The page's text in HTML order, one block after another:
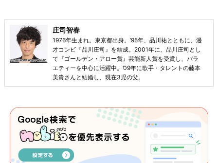
庄司智春
1976年生まれ。東京都出身。’95年、品川祐とともに、漫
才コンビ『品川庄司』を結成。2001年に、品川庄司とし
て『ゴールデン・アロー賞』芸能新人賞を受賞し、バラ
エティーを中心に活躍中。’09年に歌手・タレントの藤本
美貴さんと結婚し、現在3児の父。